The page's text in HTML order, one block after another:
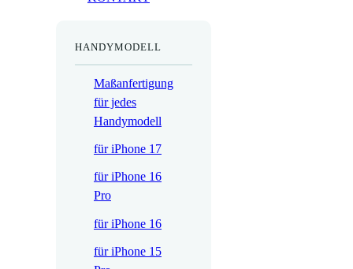
HANDYMODELL
Maßanfertigung
für jedes
Handymodell
für iPhone 17
für iPhone 16
Pro
für iPhone 16
für iPhone 15